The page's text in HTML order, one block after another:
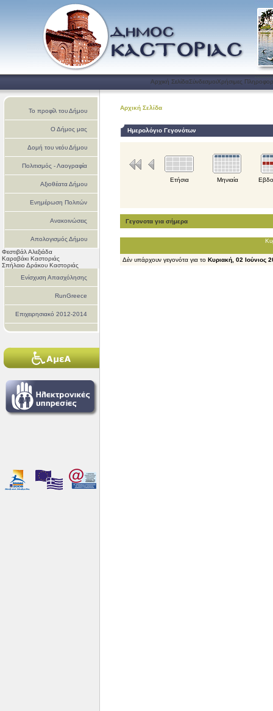
Αρχική ΣελίδαΣύνδεσμοιΧρήσιμες
Το προφίλ του Δήμου
Ο Δήμος μας
Δομή του νεόυ Δήμου
Πολιτισμός - Λαογραφία
Αξιοθέατα Δήμου
Ενημέρωση Πολιτών
Ανακοινώσεις
Απολογισμός Δήμου
Καστοριάς
Φεστιβάλ Αλεξιάδα
Καραβάκι Καστοριάς
Σπήλαιο Δράκου Καστοριάς
Ενίσχυση Απασχόλησης
RunGreece
Επιχειρησιακό 2012-2014
Αρχική Σελίδα
Ημερολόγιο Γεγονότων
Ετήσια Μηνιαία
Γεγονοτα για σήμερα
Δέν υπάρχουν γεγονότα για το Κυριακή, 02 Ιούνιος